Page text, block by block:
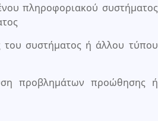
πληροφοριακού συστήματος
του συστήματος ή άλλου τύπου
προβλημάτων προώθησης ή